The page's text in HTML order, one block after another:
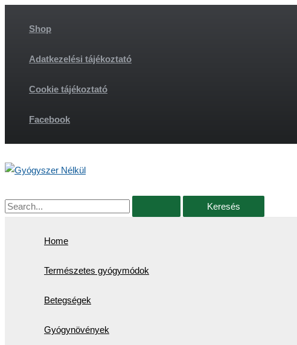
Shop
Adatkezelési tájékoztató
Cookie tájékoztató
Facebook
Search
Home
Természetes gyógymódok
Betegségek
Gyógynövények